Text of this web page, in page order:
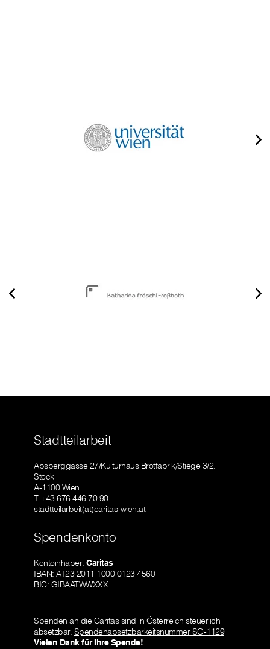
Stadtteilarbeit
Absberggasse 27/Kulturhaus Brotfabrik/Stiege 3/2.
Stock
A-1100 Wien
T +43 676 446 70 90
stadtteilarbeit(at)caritas-wien.at
Spendenkonto
Kontoinhaber: Caritas
IBAN: AT23 2011 1000 0123 4560
BIC: GIBAATWWXXX
Spenden an die Caritas sind in Österreich steuerlich
absetzbar. Spendenabsetzbarkeitsnummer SO-1129
Vielen Dank für Ihre Spende!